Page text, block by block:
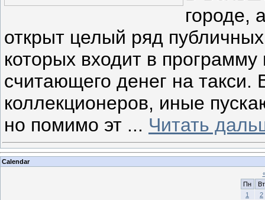
городе,
открыт целый ряд
которых входит в
считающего денег на такси.
коллекционеров, иные
но помимо эт ... Читать
Calendar
Пн
Вт
1
2